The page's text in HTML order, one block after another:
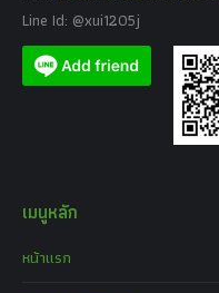
Line Id: @xui1205j
เมนูหลัก
หน้าแรก